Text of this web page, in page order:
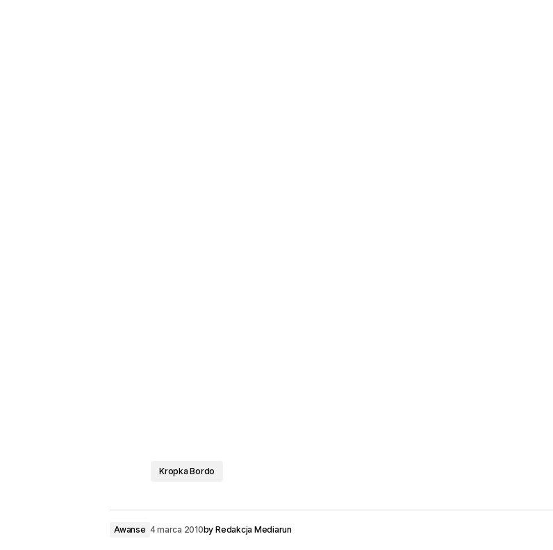
Kropka Bordo
Awanse 4 marca 2010by Redakcja Mediarun